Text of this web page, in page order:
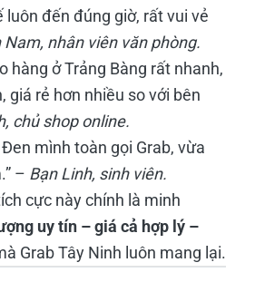
luôn đến đúng giờ, rất vui vẻ
Nam, nhân viên văn phòng.
hàng ở Trảng Bàng rất nhanh,
giá rẻ hơn nhiều so với bên
chủ shop online.
mình toàn gọi Grab, vừa
– Bạn Linh, sinh viên.
cực này chính là minh
uy tín – giá cả hợp lý –
Grab Tây Ninh luôn mang lại.